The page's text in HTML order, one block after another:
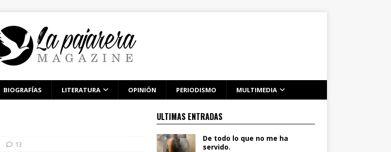
BIOGRAFÍAS LITERATURA OPINIÓN PERIODISMO MULTIMEDIA
13
ULTIMAS ENTRADAS
De todo lo que no me ha
servido.